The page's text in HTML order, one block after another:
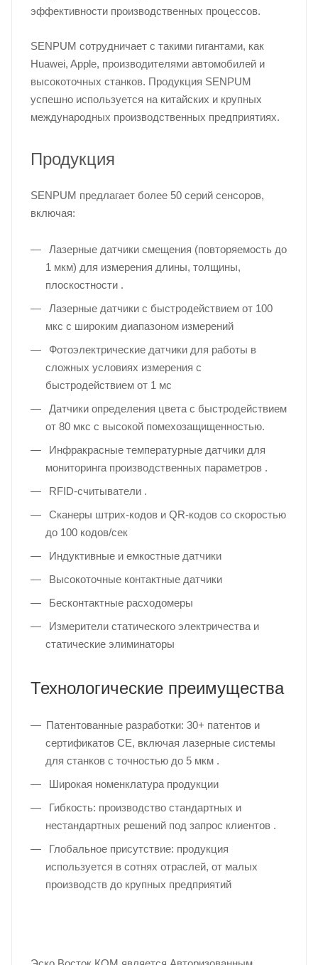
эффективности производственных процессов.
SENPUM сотрудничает с такими гигантами, как
Huawei, Apple, производителями автомобилей и
высокоточных станков. Продукция SENPUM
успешно используется на китайских и крупных
международных производственных предприятиях.
Продукция
SENPUM предлагает более 50 серий сенсоров,
включая:
Лазерные датчики смещения (повторяемость до
1 мкм) для измерения длины, толщины,
плоскостности .
Лазерные датчики с быстродействием от 100
мкс с широким диапазоном измерений
Фотоэлектрические датчики для работы в
сложных условиях измерения с
быстродействием от 1 мс
Датчики определения цвета с быстродействием
от 80 мкс с высокой помехозащищенностью.
Инфракрасные температурные датчики для
мониторинга производственных параметров .
RFID-считыватели .
Сканеры штрих-кодов и QR-кодов со скоростью
до 100 кодов/сек
Индуктивные и емкостные датчики
Высокоточные контактные датчики
Бесконтактные расходомеры
Измерители статического электричества и
статические элиминаторы
Технологические преимущества
Патентованные разработки: 30+ патентов и
сертификатов CE, включая лазерные системы
для станков с точностью до 5 мкм .
Широкая номенклатура продукции
Гибкость: производство стандартных и
нестандартных решений под запрос клиентов .
Глобальное присутствие: продукция
используется в сотнях отраслей, от малых
производств до крупных предприятий